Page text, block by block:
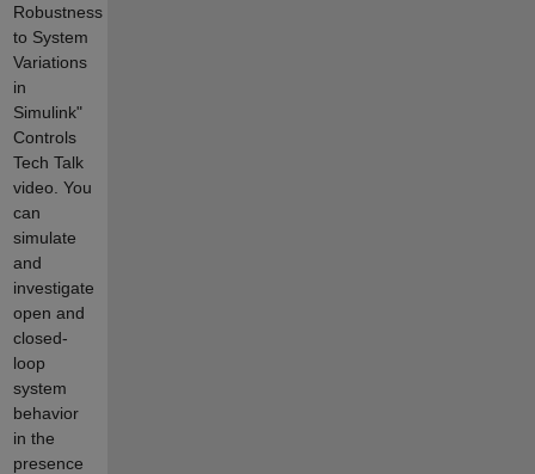
Robustness
to System
Variations
in
Simulink"
Controls
Tech Talk
video. You
can
simulate
and
investigate
open and
closed-
loop
system
behavior
in the
presence